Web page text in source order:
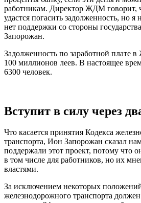
работникам. Директор ЖДМ говорит,
удастся погасить задолжен­ность, но
нет под­держки со стороны
Запорожан.
Задолженность по заработной плате
100 миллионов леев. В настоящее
6300 человек.
Вступит в силу через
Что касается принятия Кодекса
транспорта, Ион Запоро­жан сказал
поддержали этот проект, потому что
в том числе для работни­ков, но их
властями.
За исключением некоторых
железнодорожного транспорта